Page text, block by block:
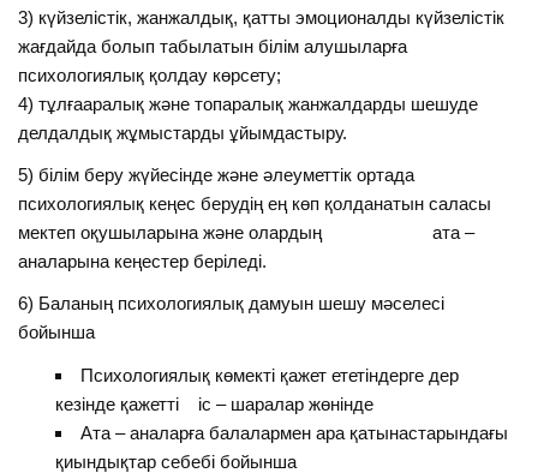
3) күйзелістік, жанжалдық, қатты эмоционалды күйзелістік
жағдайда болып табылатын білім алушыларға
психологиялық қолдау көрсету;
4) тұлғааралық және топаралық жанжалдарды шешуде
делдалдық жұмыстарды ұйымдастыру.
5) білім беру жүйесінде және әлеуметтік ортада
психологиялық кеңес берудің ең көп қолданатын саласы
мектеп оқушыларына және олардың ата –
аналарына кеңестер беріледі.
6) Баланың психологиялық дамуын шешу мәселесі
бойынша
Психологиялық көмекті қажет ететіндерге дер
кезінде қажетті іс – шаралар жөнінде
Ата – аналарға балалармен ара қатынастарындағы
қиындықтар себебі бойынша